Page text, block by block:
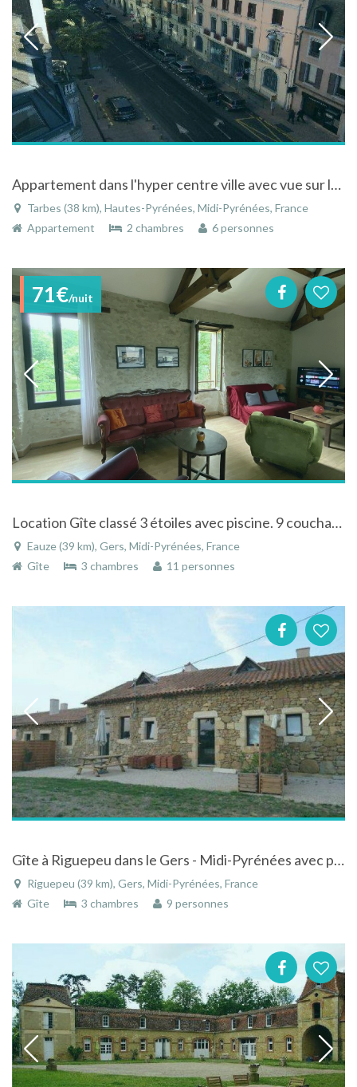
Appartement dans l'hyper centre ville avec vue sur les montagnes à Tarbes dans les Hautes-Pyrénées
Tarbes (38 km), Hautes-Pyrénées, Midi-Pyrénées, France
Appartement
2 chambres 6 personnes
71€/nuit
Location Gîte classé 3 étoiles avec piscine. 9 couchages.
Eauze (39 km), Gers, Midi-Pyrénées, France
Gîte
3 chambres 11 personnes
Gîte à Riguepeu dans le Gers - Midi-Pyrénées avec piscine
Riguepeu (39 km), Gers, Midi-Pyrénées, France
Gîte
3 chambres 9 personnes